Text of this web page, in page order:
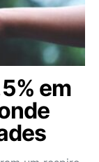
em